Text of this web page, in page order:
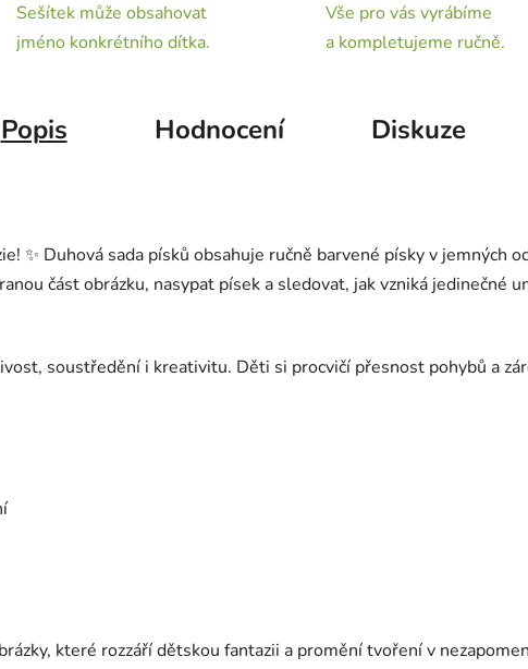
Sešítek může obsahovat
jméno konkrétního dítka.
Vše pro vás vyrábíme
a kompletujeme ručně.
Popis Hodnocení Diskuze
✨ Duhová sada písků obsahuje ručně barvené písky v jemných
část obrázku, nasypat písek a sledovat, jak vzniká jedinečné
soustředění i kreativitu. Děti si procvičí přesnost pohybů a
které rozzáří dětskou fantazii a promění tvoření v